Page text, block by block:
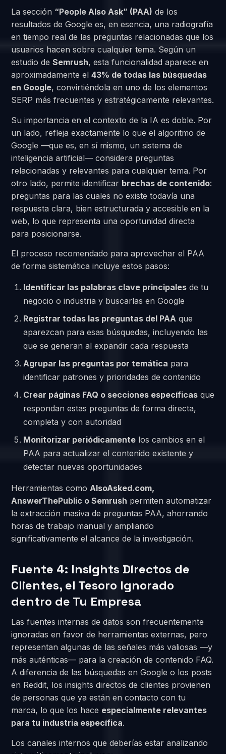
La sección “People Also Ask” (PAA) de los
resultados de Google es, en esencia, una radiografía
en tiempo real de las preguntas relacionadas que los
usuarios hacen sobre cualquier tema. Según un
estudio deSemrush, esta funcionalidad aparece en
aproximadamente el43% de todas las búsquedas
en Google, convirtiéndola en uno de los elementos
SERP más frecuentes y estratégicamente relevantes.
Su importancia en el contexto de la IA es doble. Por
un lado, refleja exactamente lo que el algoritmo de
Google —que es, en sí mismo, un sistema de
inteligencia artificial— considera preguntas
relacionadas y relevantes para cualquier tema. Por
otro lado, permite identificar brechas de contenido:
preguntas para las cuales no existe todavía una
respuesta clara, bien estructurada y accesible en la
web, lo que representa una oportunidad directa
para posicionarse.
El proceso recomendado para aprovechar el PAA
de forma sistemática incluye estos pasos:
Identificar las palabras clave principales de tu
negocio o industria y buscarlas en Google
Registrar todas las preguntas del PAA que
aparezcan para esas búsquedas, incluyendo las
que se generan al expandir cada respuesta
Agrupar las preguntas por temática para
identificar patrones y prioridades de contenido
Crear páginas FAQ o secciones específicas que
respondan estas preguntas de forma directa,
completa y con autoridad
Monitorizar periódicamente los cambios en el
PAA para actualizar el contenido existente y
detectar nuevas oportunidades
Herramientas comoAlsoAsked.com,
AnswerThePublic o Semrush permiten automatizar
la extracción masiva de preguntas PAA, ahorrando
horas de trabajo manual y ampliando
significativamente el alcance de la investigación.
Fuente 4: Insights Directos de
Clientes, el Tesoro Ignorado
dentro de Tu Empresa
Las fuentes internas de datos son frecuentemente
ignoradas en favor de herramientas externas, pero
representan algunas de las señales más valiosas —y
más auténticas— para la creación de contenido FAQ.
A diferencia de las búsquedas en Google o los posts
en Reddit, los insights directos de clientes provienen
de personas que ya están en contacto con tu
marca, lo que los hace especialmente relevantes
para tu industria específica.
Los canales internos que deberías estar analizando